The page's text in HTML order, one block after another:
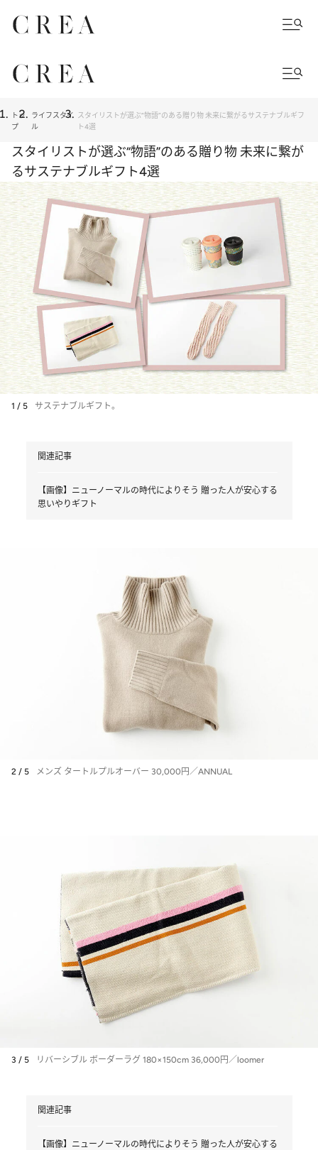
トッ
プ
ライフスタイ
ル
スタイリストが選ぶ“物語”のある贈り物 未来に繋がるサステナブルギフ
ト4選
スタイリストが選ぶ“物語”のある贈り物 未来に繋が
るサステナブルギフト4選
1 / 5 サステナブルギフト。
関連記事
【画像】ニューノーマルの時代によりそう 贈った人が安心する
思いやりギフト
2 / 5 メンズ タートルプルオーバー 30,000円／ANNUAL
3 / 5 リバーシブル ボーダーラグ 180×150cm 36,000円／loomer
関連記事
【画像】ニューノーマルの時代によりそう 贈った人が安心する